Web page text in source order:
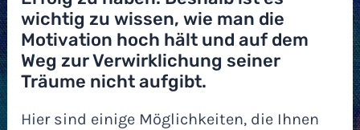
wichtig zu wissen, wie man die
Motivation hoch hält und auf dem
Weg zur Verwirklichung seiner
Träume nicht aufgibt.
Hier sind einige Möglichkeiten, die Ihnen